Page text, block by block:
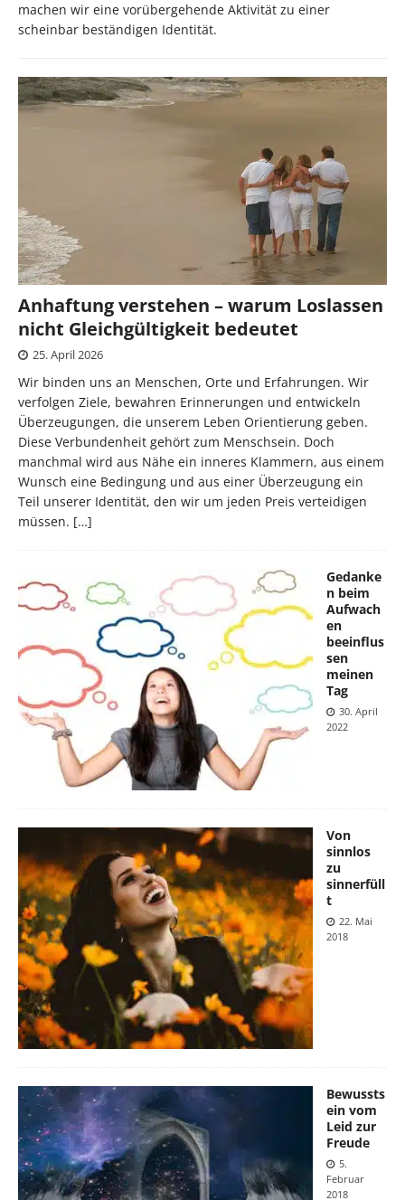
machen wir eine vorübergehende Aktivität zu einer
scheinbar beständigen Identität.
Anhaftung verstehen – warum Loslassen
nicht Gleichgültigkeit bedeutet
25. April 2026
Wir binden uns an Menschen, Orte und Erfahrungen. Wir
verfolgen Ziele, bewahren Erinnerungen und entwickeln
Überzeugungen, die unserem Leben Orientierung geben.
Diese Verbundenheit gehört zum Menschsein. Doch
manchmal wird aus Nähe ein inneres Klammern, aus einem
Wunsch eine Bedingung und aus einer Überzeugung ein
Teil unserer Identität, den wir um jeden Preis verteidigen
müssen. […]
Gedanke
n beim
Aufwach
en
beeinflus
sen
meinen
Tag
30. April
2022
Von
sinnlos
zu
sinnerfüll
t
22. Mai
2018
Bewussts
ein vom
Leid zur
Freude
5.
Februar
2018